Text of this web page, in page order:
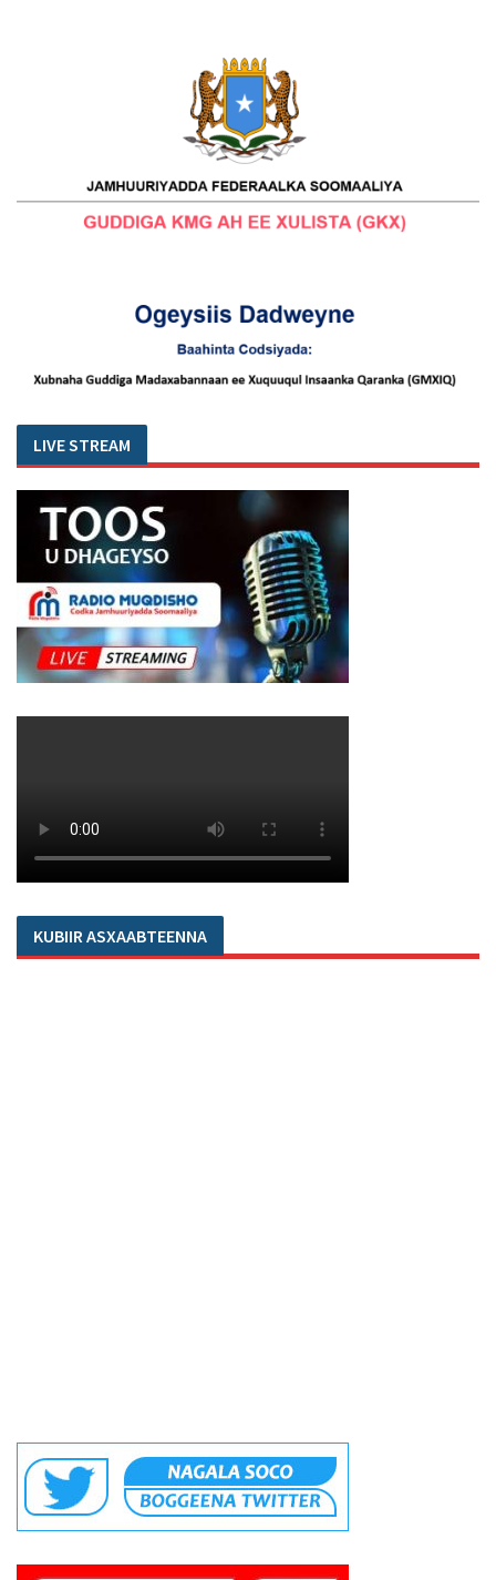
LIVE STREAM
KUBIIR ASXAABTEENNA